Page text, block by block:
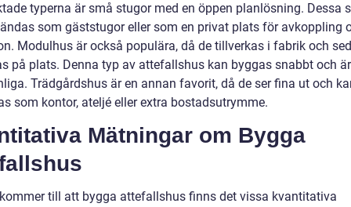
typerna är små stugor med en öppen planlösning. Dessa
som gäststugor eller som en privat plats för avkoppling
Modulhus är också populära, då de tillverkas i fabrik och
på plats. Denna typ av attefallshus kan byggas snabbt och
Trädgårdshus är en annan favorit, då de ser fina ut och
som kontor, ateljé eller extra bostadsutrymme.
Mätningar om Bygga
till att bygga attefallshus finns det vissa kvantitativa